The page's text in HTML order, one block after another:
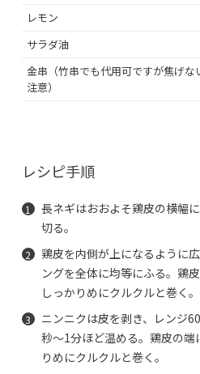
レモン
サラダ油
金串（竹串でも代用可ですが焦げな
注意）
レシピ手順
長ネギはおおよそ鶏皮の横幅
切る。
鶏皮を内側が上になるように
ングを全体に均等にふる。鶏
しっかりめにクルクルと巻く。
ニンニクは皮を剥き、レンジ
秒～1分ほど温める。鶏皮の
りめにクルクルと巻く。